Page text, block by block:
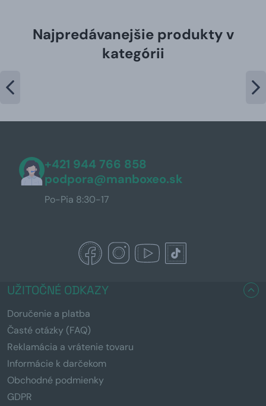
Najpredávanejšie produkty v
kategórii
+421 944 766 858
podpora@manboxeo.sk
Po-Pia 8:30-17
UŽITOČNÉ ODKAZY
Doručenie a platba
Časté otázky (FAQ)
Reklamácia a vrátenie tovaru
Informácie k darčekom
Obchodné podmienky
GDPR